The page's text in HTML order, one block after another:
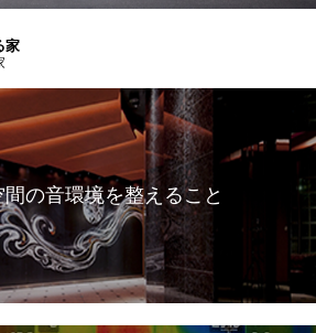
家
間の音環境を整えること